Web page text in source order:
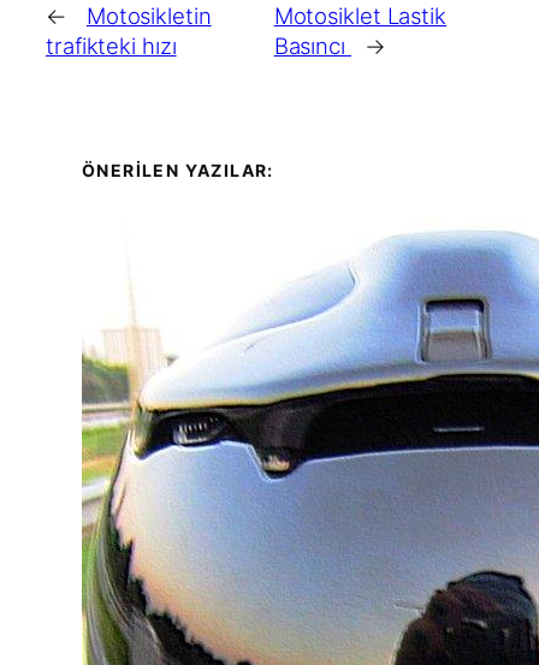
←
Motosikletin
trafikteki hızı
Motosiklet Lastik
Basıncı
→
ÖNERİLEN YAZILAR: